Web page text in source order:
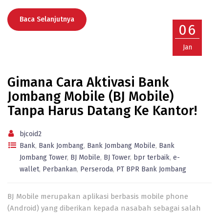
Baca Selanjutnya
06
Jan
Gimana Cara Aktivasi Bank
Jombang Mobile (BJ Mobile)
Tanpa Harus Datang Ke Kantor!
bjcoid2
Bank, Bank Jombang, Bank Jombang Mobile, Bank
Jombang Tower, BJ Mobile, BJ Tower, bpr terbaik, e-
wallet, Perbankan, Perseroda, PT BPR Bank Jombang
BJ Mobile merupakan aplikasi berbasis mobile phone
(Android) yang diberikan kepada nasabah sebagai salah